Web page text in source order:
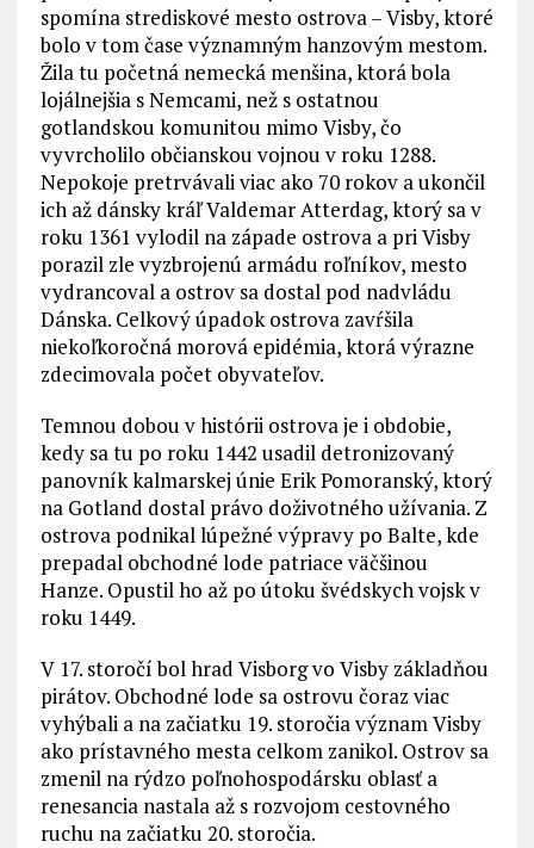
spomína strediskové mesto ostrova – Visby, ktoré
bolo v tom čase významným hanzovým mestom.
Žila tu početná nemecká menšina, ktorá bola
lojálnejšia s Nemcami, než s ostatnou
gotlandskou komunitou mimo Visby, čo
vyvrcholilo občianskou vojnou v roku 1288.
Nepokoje pretrvávali viac ako 70 rokov a ukončil
ich až dánsky kráľ Valdemar Atterdag, ktorý sa v
roku 1361 vylodil na západe ostrova a pri Visby
porazil zle vyzbrojenú armádu roľníkov, mesto
vydrancoval a ostrov sa dostal pod nadvládu
Dánska. Celkový úpadok ostrova zavŕšila
niekoľkoročná morová epidémia, ktorá výrazne
zdecimovala počet obyvateľov.
Temnou dobou v histórii ostrova je i obdobie,
kedy sa tu po roku 1442 usadil detronizovaný
panovník kalmarskej únie Erik Pomoranský, ktorý
na Gotland dostal právo doživotného užívania. Z
ostrova podnikal lúpežné výpravy po Balte, kde
prepadal obchodné lode patriace väčšinou
Hanze. Opustil ho až po útoku švédskych vojsk v
roku 1449.
V 17. storočí bol hrad Visborg vo Visby základňou
pirátov. Obchodné lode sa ostrovu čoraz viac
vyhýbali a na začiatku 19. storočia význam Visby
ako prístavného mesta celkom zanikol. Ostrov sa
zmenil na rýdzo poľnohospodársku oblasť a
renesancia nastala až s rozvojom cestovného
ruchu na začiatku 20. storočia.